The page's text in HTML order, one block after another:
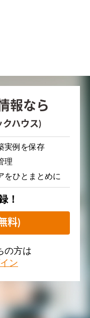
報なら
クハウス)
実例を保存
理
をひとまとめに
！
料)
の方は
ン